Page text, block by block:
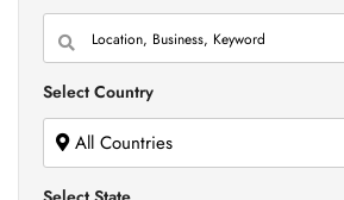
Select Country
All Countries